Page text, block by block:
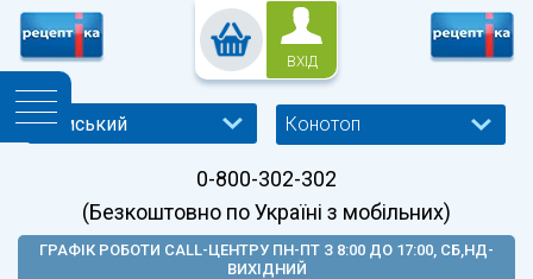
ВХІД
Конотоп
0-800-302-302
(Безкоштовно по Україні з мобільних)
ГРАФІК РОБОТИ CALL-ЦЕНТРУ ПН-ПТ З 8:00 ДО 17:00, СБ,НД-
ВИХІДНИЙ